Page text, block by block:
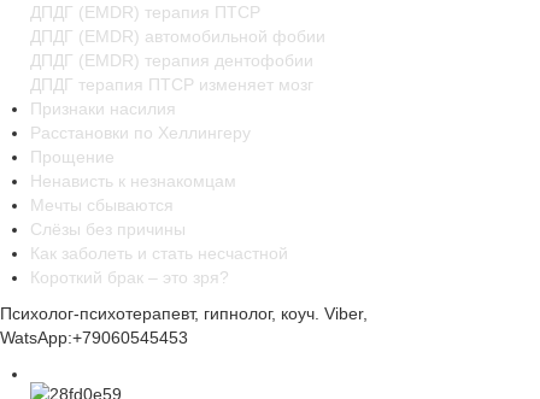
ДПДГ (EMDR) терапия ПТСР
ДПДГ (EMDR) автомобильной фобии
ДПДГ (EMDR) терапия дентофобии
ДПДГ терапия ПТСР изменяет мозг
Признаки насилия
Расстановки по Хеллингеру
Прощение
Ненависть к незнакомцам
Мечты сбываются
Слёзы без причины
Как заболеть и стать несчастной
Короткий брак – это зря?
Психолог-психотерапевт, гипнолог, коуч. Viber,
WatsApp:+79060545453